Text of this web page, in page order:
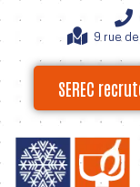
9 rue
SEREC